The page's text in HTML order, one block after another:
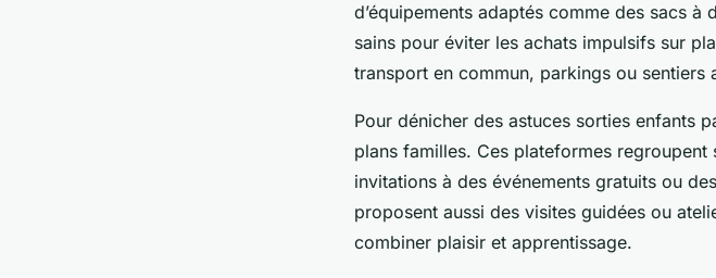
d’équipements adaptés comme des sacs à
sains pour éviter les achats impulsifs sur
transport en commun, parkings ou sentiers
Pour dénicher des astuces sorties enfants
plans familles. Ces plateformes
invitations à des événements gratuits ou
proposent aussi des visites guidées ou
combiner plaisir et apprentissage.